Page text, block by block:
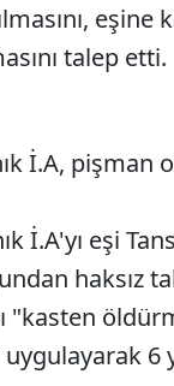
talep etti.
İ.A, pişman
İ.A'yı eşi
haksız
"kasten
6